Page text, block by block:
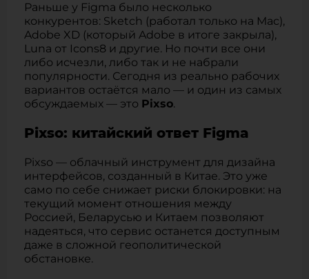
Раньше у Figma было несколько
конкурентов: Sketch (работал только на Mac),
Adobe XD (который Adobe в итоге закрыла),
Luna от Icons8 и другие. Но почти все они
либо исчезли, либо так и не набрали
популярности. Сегодня из реально рабочих
вариантов остаётся мало — и один из самых
обсуждаемых — это Pixso.
Pixso: китайский ответ Figma
Pixso — облачный инструмент для дизайна
интерфейсов, созданный в Китае. Это уже
само по себе снижает риски блокировки: на
текущий момент отношения между
Россией, Беларусью и Китаем позволяют
надеяться, что сервис останется доступным
даже в сложной геополитической
обстановке.